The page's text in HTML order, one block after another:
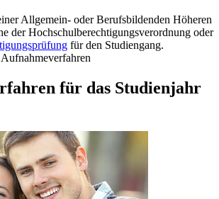
Allgemein- oder Berufsbildenden Höheren
der Hochschulberechtigungsverordnung oder
für den Studiengang.
für das Studienjahr